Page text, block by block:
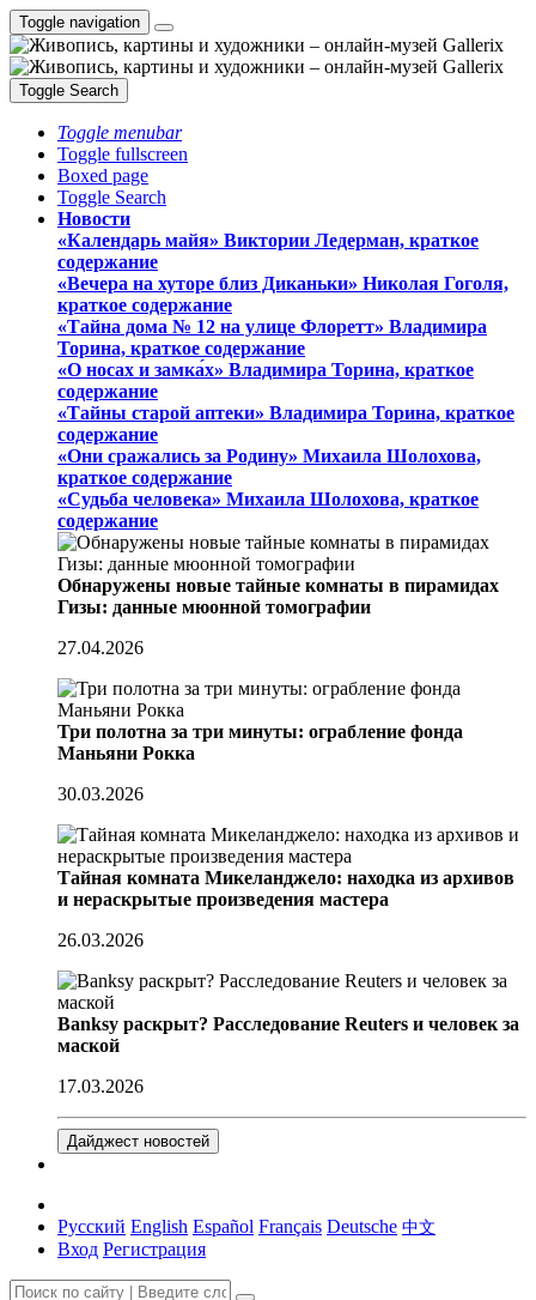
Toggle navigation
Toggle Search
Toggle menubar
Toggle fullscreen
Boxed page
Toggle Search
Новости
«Календарь майя» Виктории Ледерман, краткое
содержание
«Вечера на хуторе близ Диканьки» Николая Гоголя,
краткое содержание
«Тайна дома № 12 на улице Флоретт» Владимира
Торина, краткое содержание
«О носах и замка́х» Владимира Торина, краткое
содержание
«Тайны старой аптеки» Владимира Торина, краткое
содержание
«Они сражались за Родину» Михаила Шолохова,
краткое содержание
«Судьба человека» Михаила Шолохова, краткое
содержание
Обнаружены новые тайные комнаты в пирамидах
Гизы: данные мюонной томографии
27.04.2026
Три полотна за три минуты: ограбление фонда
Маньяни Рокка
30.03.2026
Тайная комната Микеланджело: находка из архивов
и нераскрытые произведения мастера
26.03.2026
Banksy раскрыт? Расследование Reuters и человек за
маской
17.03.2026
Дайджест новостей
Русский English Español Français Deutsche 中文
Вход Регистрация